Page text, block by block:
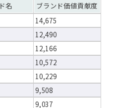
名
ブランド価値貢献度
14,675
12,490
12,166
10,572
10,229
9,508
9,037